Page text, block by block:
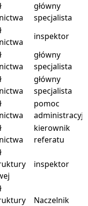
główny
specjalista
inspektor
główny
specjalista
główny
specjalista
pomoc
kierownik
referatu
inspektor
Naczelnik